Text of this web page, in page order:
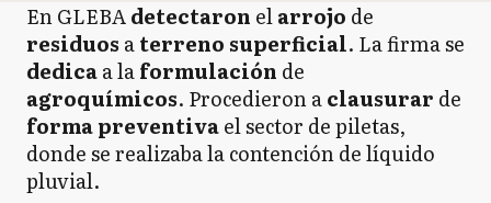
En GLEBAdetectaron elarrojo de
residuos aterreno superficial. La firma se
dedicaa laformulación de
agroquímicos. Procedieron aclausurar de
formapreventivael sector de piletas,
donde se realizaba la contención de líquido
pluvial.